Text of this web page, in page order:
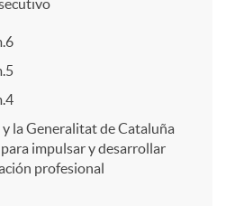
la Generalitat de Cataluña
impulsar y desarrollar
profesional